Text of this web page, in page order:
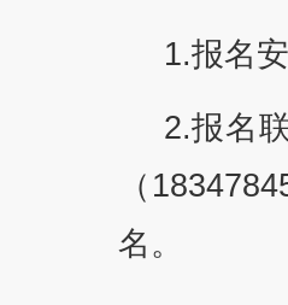
1.报名
2.报名
（
名。